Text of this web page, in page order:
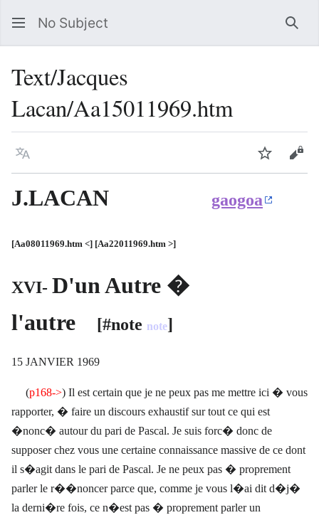
No Subject
Text/Jacques
Lacan/Aa15011969.htm
Language Watch
J.LACAN gaogoa
[Aa08011969.htm <] [Aa22011969.htm >]
XVI- D'un Autre �
l'autre [#note note]
15 JANVIER 1969
(p168->) Il est certain que je ne peux pas me mettre ici � vous
rapporter, � faire un discours exhaustif sur tout ce qui est
�nonc� autour du pari de Pascal. Je suis forc� donc de
supposer chez vous une certaine connaissance massive de ce dont
il s�agit dans le pari de Pascal. Je ne peux pas � proprement
parler le r��noncer parce que, comme je vous l�ai dit d�j�
la derni�re fois, ce n�est pas � proprement parler un